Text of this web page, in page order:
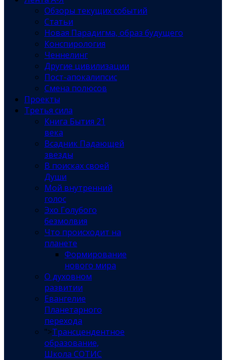
Обзоры текущих событий
Статьи
Новая Парадигма, образ будущего
Конспирология
Ченнелинг
Другие цивилизации
Пост-апокалипсис
Смена полюсов
Проекты
Третья сила
Книга Бытия 21
века
Всадник Падающей
звезды
В поисках своей
Души
Мой внутренний
голос
Эхо Голубого
безмолвия
Что происходит на
планете
Формирование
нового мира
О духовном
развитии
Евангелие
Планетарного
перехода
">Трансцендентное
образование,
Школа СОТИС